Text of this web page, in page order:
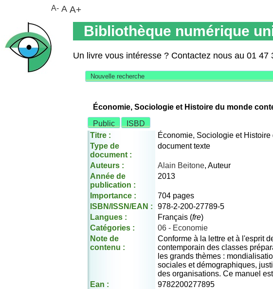
Bibliothèque numérique
Un livre vous intéresse ? Contactez nous au 01
Nouvelle recherche
Économie, Sociologie et Histoire du monde
Public
ISBD
Titre :
Économie, Sociologie et
Type de
document :
document texte
Auteurs : Alain Beitone, Auteur
Année de
publication :
2013
Importance :
704 pages
ISBN/ISSN/EAN :
978-2-200-27789-5
Langues :
Français (fre)
Catégories :
06 - Economie
Note de
contenu :
Conforme à la lettre et à l'esprit
contemporain des classes
les grands thèmes :
sociales et démographiques,
des organisations. Ce manuel
Ean :
9782200277895
A- A A+